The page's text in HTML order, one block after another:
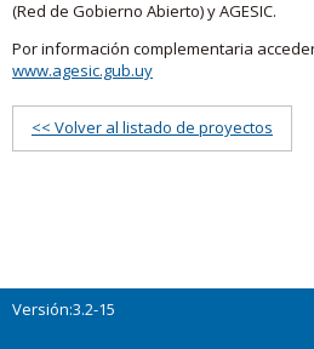
(Red de Gobierno Abierto) y AGESIC.
Por información complementaria acceder
www.agesic.gub.uy
<< Volver al listado de proyectos
Versión:3.2-15